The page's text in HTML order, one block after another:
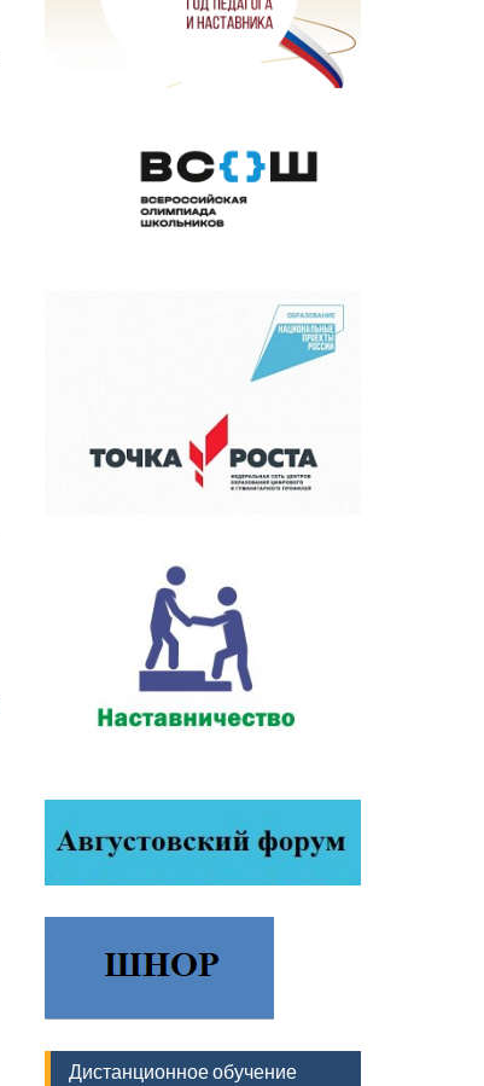
Дистанционное обучение